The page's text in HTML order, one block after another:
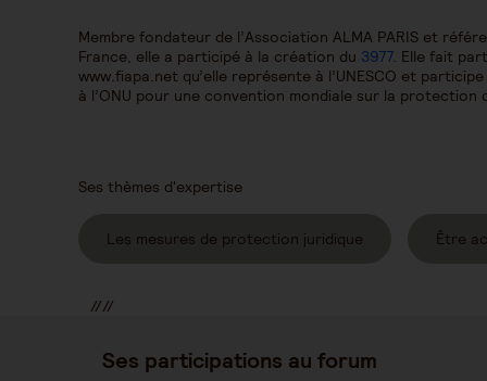
Membre fondateur de l’Association ALMA PARIS et
France, elle a participé à la création du 3977. Elle fait
www.fiapa.net qu’elle représente à l’UNESCO et
à l’ONU pour une convention mondiale sur la protection
Ses thèmes d'expertise
Les mesures de protection juridique Être
////
Ses participations au forum